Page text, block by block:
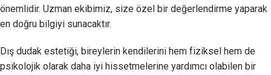
önemlidir. Uzman ekibimiz, size özel bir değerlendirme yaparak
en doğru bilgiyi sunacaktır.
Dış dudak estetiği, bireylerin kendilerini hem fiziksel hem de
psikolojik olarak daha iyi hissetmelerine yardımcı olabilen bir